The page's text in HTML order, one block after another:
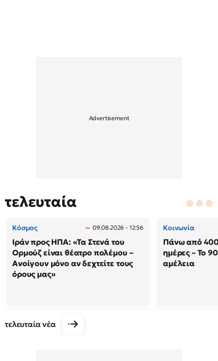
τελευταία
Κόσμος 09.08.2026 - 12:56
Ιράν προς ΗΠΑ: «Τα Στενά του
Ορμούζ είναι θέατρο πολέμου –
Ανοίγουν μόνο αν δεχτείτε τους
όρους μας»
Κοινωνία
Πάνω από
ημέρες – Το
αμέλεια
τελευταία νέα